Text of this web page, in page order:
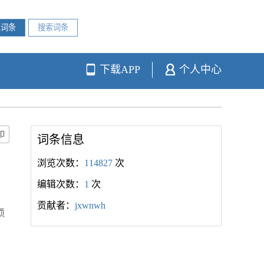
下载APP 个人中心
词条信息
浏览次数： 114827 次
编辑次数： 1 次
贡献者： jxwnwh